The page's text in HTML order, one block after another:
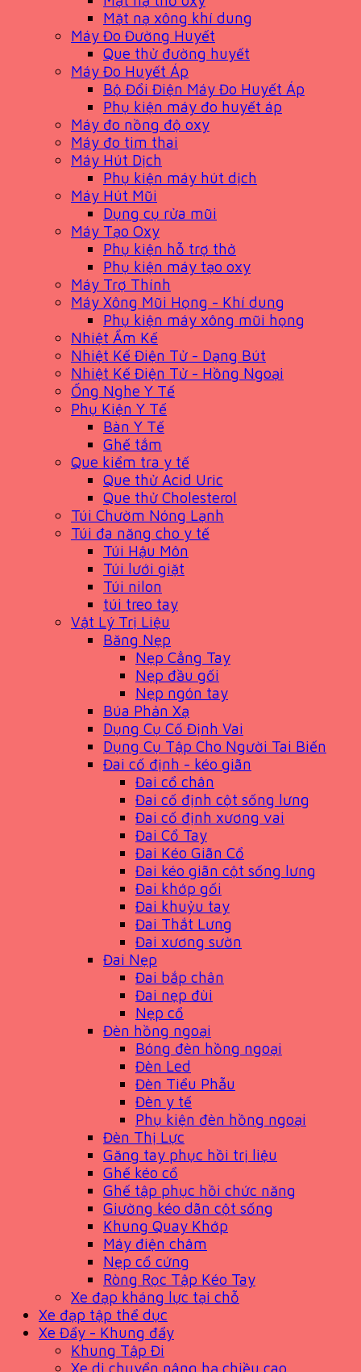
Mặt nạ xông khí dung
Máy Đo Đường Huyết
Que thử đường huyết
Máy Đo Huyết Áp
Bộ Đổi Điện Máy Đo Huyết Áp
Phụ kiện máy đo huyết áp
Máy đo nồng độ oxy
Máy đo tim thai
Máy Hút Dịch
Phụ kiện máy hút dịch
Máy Hút Mũi
Dụng cụ rửa mũi
Máy Tạo Oxy
Phụ kiện hỗ trợ thở
Phụ kiện máy tạo oxy
Máy Trợ Thính
Máy Xông Mũi Họng - Khí dung
Phụ kiện máy xông mũi họng
Nhiệt Ẩm Kế
Nhiệt Kế Điện Tử - Dạng Bút
Nhiệt Kế Điện Tử - Hồng Ngoại
Ống Nghe Y Tế
Phụ Kiện Y Tế
Bàn Y Tế
Ghế tắm
Que kiểm tra y tế
Que thử Acid Uric
Que thử Cholesterol
Túi Chườm Nóng Lạnh
Túi đa năng cho y tế
Túi Hậu Môn
Túi lưới giặt
Túi nilon
túi treo tay
Vật Lý Trị Liệu
Băng Nẹp
Nẹp Cẳng Tay
Nẹp đầu gối
Nẹp ngón tay
Búa Phản Xạ
Dụng Cụ Cố Định Vai
Dụng Cụ Tập Cho Người Tai Biến
Đai cố định - kéo giãn
Đai cổ chân
Đai cố định cột sống lưng
Đai cố định xương vai
Đai Cổ Tay
Đai Kéo Giãn Cổ
Đai kéo giãn cột sống lưng
Đai khớp gối
Đai khuỷu tay
Đai Thắt Lưng
Đai xương sườn
Đai Nẹp
Đai bắp chân
Đai nẹp đùi
Nẹp cổ
Đèn hồng ngoại
Bóng đèn hồng ngoại
Đèn Led
Đèn Tiểu Phẫu
Đèn y tế
Phụ kiện đèn hồng ngoại
Đèn Thị Lực
Găng tay phục hồi trị liệu
Ghế kéo cổ
Ghế tập phục hồi chức năng
Giường kéo dãn cột sống
Khung Quay Khớp
Máy điện châm
Nẹp cổ cứng
Ròng Rọc Tập Kéo Tay
Xe đạp kháng lực tại chỗ
Xe đạp tập thể dục
Xe Đẩy - Khung đẩy
Khung Tập Đi
Xe di chuyển nâng hạ chiều cao